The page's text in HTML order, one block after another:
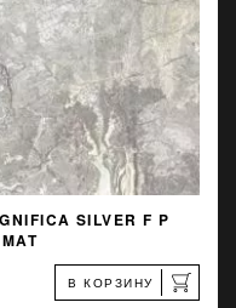
SILVER F P
В КОРЗИНУ